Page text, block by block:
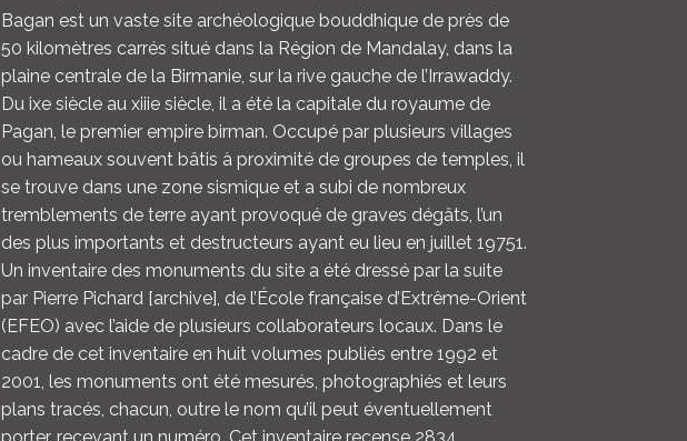
Bagan est un vaste site archéologique bouddhique de près de
50 kilomètres carrés situé dans la Région de Mandalay, dans la
plaine centrale de la Birmanie, sur la rive gauche de l’Irrawaddy.
Du ixe siècle au xiiie siècle, il a été la capitale du royaume de
Pagan, le premier empire birman. Occupé par plusieurs villages
ou hameaux souvent bâtis à proximité de groupes de temples, il
se trouve dans une zone sismique et a subi de nombreux
tremblements de terre ayant provoqué de graves dégâts, l’un
des plus importants et destructeurs ayant eu lieu en juillet 19751.
Un inventaire des monuments du site a été dressé par la suite
par Pierre Pichard [archive], de l’École française d’Extrême-Orient
(EFEO) avec l’aide de plusieurs collaborateurs locaux. Dans le
cadre de cet inventaire en huit volumes publiés entre 1992 et
2001, les monuments ont été mesurés, photographiés et leurs
plans tracés, chacun, outre le nom qu’il peut éventuellement